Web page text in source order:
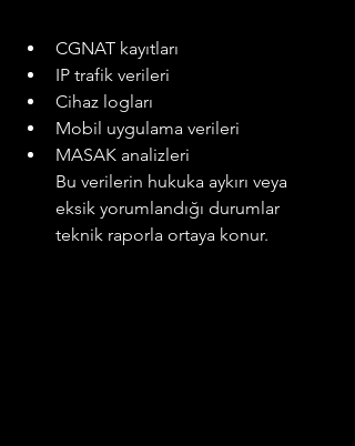
CGNAT kayıtları
IP trafik verileri
Cihaz logları
Mobil uygulama verileri
MASAK analizleri
Bu verilerin hukuka aykırı veya
eksik yorumlandığı durumlar
teknik raporla ortaya konur.